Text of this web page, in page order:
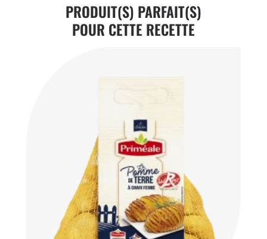
PRODUIT(S) PARFAIT(S)
POUR CETTE RECETTE